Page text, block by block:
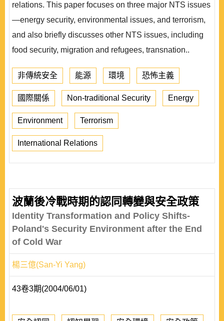
relations. This paper focuses on three major NTS issues
—energy security, environmental issues, and terrorism,
and also briefly discusses other NTS issues, including
food security, migration and refugees, transnation..
非傳統安全 能源 環境 恐怖主義
國際關係 Non-traditional Security Energy
Environment Terrorism
International Relations
波蘭後冷戰時期的認同轉變與安全政策
Identity Transformation and Policy Shifts-
Poland's Security Environment after the End
of Cold War
楊三億(San-Yi Yang)
43卷3期(2004/06/01)